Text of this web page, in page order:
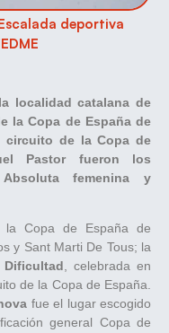
deportiva
localidad catalana de
la Copa de España de
circuito de la Copa de
Pastor fueron los
femenina y
la Copa de España de
y Sant Marti De Tous; la
Dificultad, celebrada en
de la Copa de España.
fue el lugar escogido
general Copa de